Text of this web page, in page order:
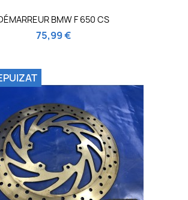
BMW F 650 CS
75,99 €